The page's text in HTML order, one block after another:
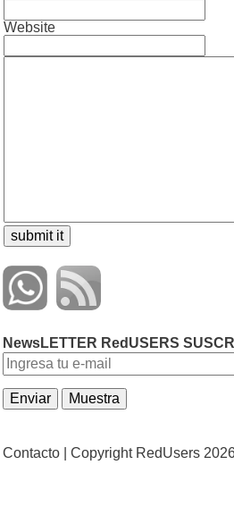
Website
NewsLETTER RedUSERS
Contacto | Copyright RedUsers